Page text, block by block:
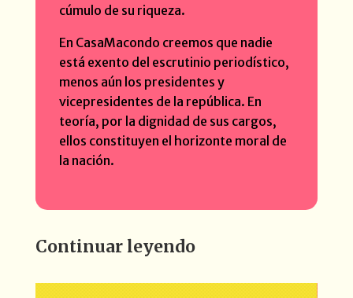
cúmulo de su riqueza.
En CasaMacondo creemos que nadie
está exento del escrutinio periodístico,
menos aún los presidentes y
vicepresidentes de la república. En
teoría, por la dignidad de sus cargos,
ellos constituyen el horizonte moral de
la nación.
Continuar leyendo